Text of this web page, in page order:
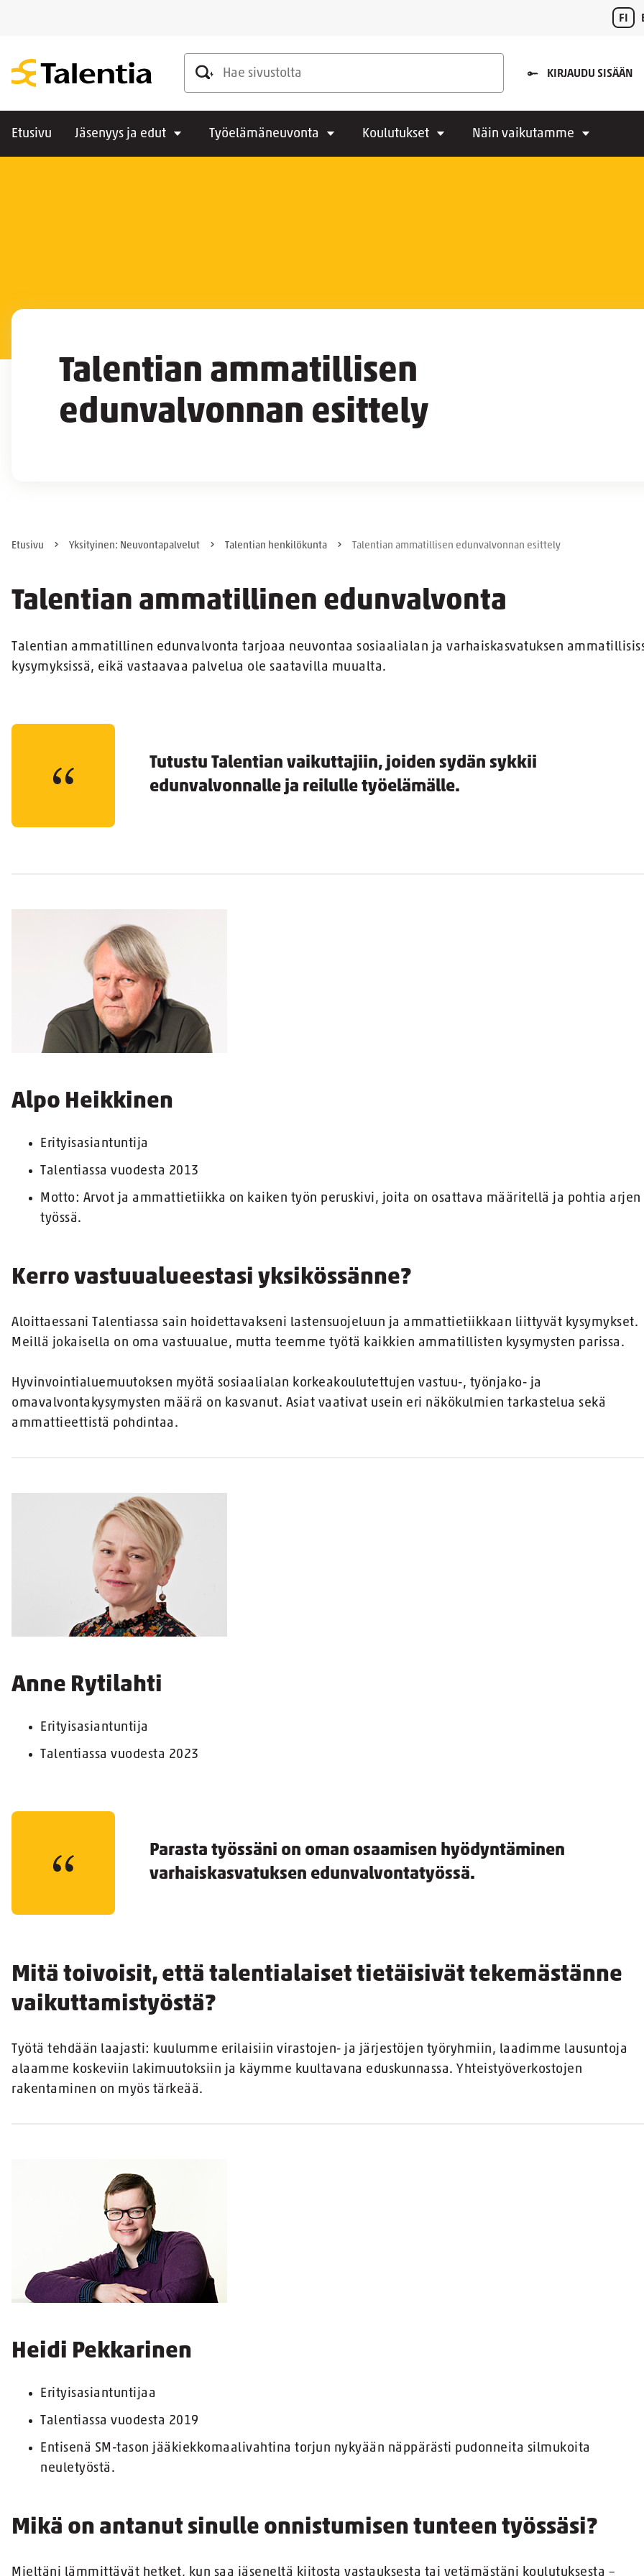
FI
Hae sivustolta
KIRJAUDU SISÄÄN
Etusivu Jäsenyys ja edut Työelämäneuvonta Koulutukset Näin vaikutamme
Talentian ammatillisen
edunvalvonnan esittely
Etusivu Yksityinen: Neuvontapalvelut Talentian henkilökunta Talentian ammatillisen edunvalvonnan esittely
Talentian ammatillinen edunvalvonta
Talentian ammatillinen edunvalvonta tarjoaa neuvontaa sosiaalialan ja varhaiskasvatuksen
kysymyksissä, eikä vastaavaa palvelua ole saatavilla muualta.
Tutustu Talentian vaikuttajiin, joiden sydän sykkii
edunvalvonnalle ja reilulle työelämälle.
Alpo Heikkinen
Erityisasiantuntija
Talentiassa vuodesta 2013
Motto: Arvot ja ammattietiikka on kaiken työn peruskivi, joita on osattava määritellä ja pohtia arjen
työssä.
Kerro vastuualueestasi yksikössänne?
Aloittaessani Talentiassa sain hoidettavakseni lastensuojeluun ja ammattietiikkaan liittyvät kysymykset.
Meillä jokaisella on oma vastuualue, mutta teemme työtä kaikkien ammatillisten kysymysten parissa.
Hyvinvointialuemuutoksen myötä sosiaalialan korkeakoulutettujen vastuu-, työnjako- ja
omavalvontakysymysten määrä on kasvanut. Asiat vaativat usein eri näkökulmien tarkastelua sekä
ammattieettistä pohdintaa.
Anne Rytilahti
Erityisasiantuntija
Talentiassa vuodesta 2023
Parasta työssäni on oman osaamisen hyödyntäminen
varhaiskasvatuksen edunvalvontatyössä.
Mitä toivoisit, että talentialaiset tietäisivät tekemästänne
vaikuttamistyöstä?
Työtä tehdään laajasti: kuulumme erilaisiin virastojen- ja järjestöjen työryhmiin, laadimme lausuntoja
alaamme koskeviin lakimuutoksiin ja käymme kuultavana eduskunnassa. Yhteistyöverkostojen
rakentaminen on myös tärkeää.
Heidi Pekkarinen
Erityisasiantuntijaa
Talentiassa vuodesta 2019
Entisenä SM-tason jääkiekkomaalivahtina torjun nykyään näppärästi pudonneita silmukoita
neuletyöstä.
Mikä on antanut sinulle onnistumisen tunteen työssäsi?
Mieltäni lämmittävät hetket, kun saa jäseneltä kiitosta vastauksesta tai vetämästäni koulutuksesta –